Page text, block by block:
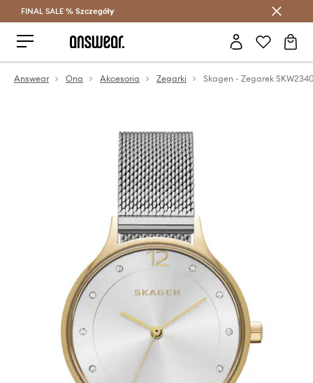
Oszczędzaj z Answear Club >
FINAL SALE % Szczegóły
Answear Ona Akcesoria Zegarki Skagen - Zegarek SKW2340